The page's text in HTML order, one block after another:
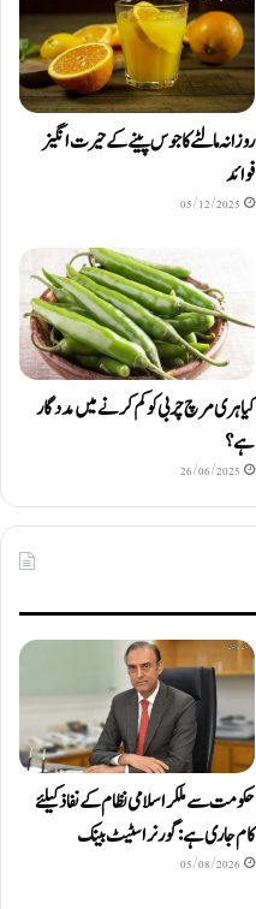
روزانہ مالٹے کا جوس پینے کے حیرت انگیز
فوائد
05/12/2025
کیا ہری مرچ چربی کو کم کرنے میں مددگار
ہے؟
26/06/2025
حکومت سے ملکر اسلامی نظام کے نفاذ کیلئے
کام جاری ہے: گورنر اسٹیٹ بینک
05/08/2026